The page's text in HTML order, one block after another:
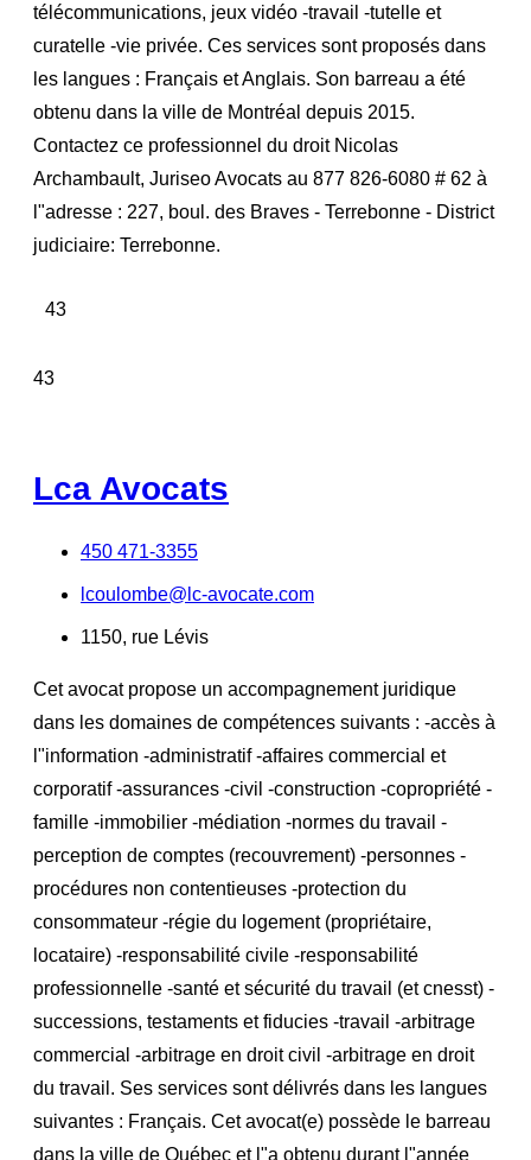
télécommunications, jeux vidéo -travail -tutelle et
curatelle -vie privée. Ces services sont proposés dans
les langues : Français et Anglais. Son barreau a été
obtenu dans la ville de Montréal depuis 2015.
Contactez ce professionnel du droit Nicolas
Archambault, Juriseo Avocats au 877 826-6080 # 62 à
l"adresse : 227, boul. des Braves - Terrebonne - District
judiciaire: Terrebonne.
43
43
Lca Avocats
450 471-3355
lcoulombe@lc-avocate.com
1150, rue Lévis
Cet avocat propose un accompagnement juridique
dans les domaines de compétences suivants : -accès à
l"information -administratif -affaires commercial et
corporatif -assurances -civil -construction -copropriété -
famille -immobilier -médiation -normes du travail -
perception de comptes (recouvrement) -personnes -
procédures non contentieuses -protection du
consommateur -régie du logement (propriétaire,
locataire) -responsabilité civile -responsabilité
professionnelle -santé et sécurité du travail (et cnesst) -
successions, testaments et fiducies -travail -arbitrage
commercial -arbitrage en droit civil -arbitrage en droit
du travail. Ses services sont délivrés dans les langues
suivantes : Français. Cet avocat(e) possède le barreau
dans la ville de Québec et l"a obtenu durant l"année